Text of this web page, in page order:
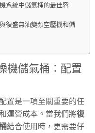
系統中儲氣桶的最佳容
復盛無油變頻空壓機和儲
機儲氣桶：配置
置是一項至關重要的任
運營成本。當我們將復
結合使用時，更需要仔